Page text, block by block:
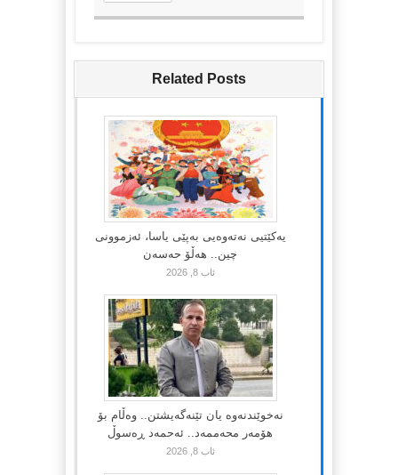
Related Posts
یەکێتیی نەتەوەیی بەپێی یاسا، ئەزموونی
چین.. هەڵۆ حەسەن
ئاب 8, 2026
نەخوێندنەوە یان تێنەگەیشتن.. وەڵام بۆ
هۆمەر محەممەد.. ئەحمەد ڕەسوڵ
ئاب 8, 2026